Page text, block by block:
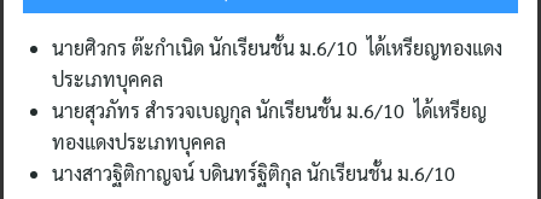
นายศิวกร ต๊ะกำเนิด นักเรียนชั้น ม.6/10 ได้เหรียญทองแดง
ประเภทบุคคล
นายสุวภัทร สำรวจเบญกุล นักเรียนชั้น ม.6/10 ได้เหรียญ
ทองแดงประเภทบุคคล
นางสาวฐิติกาญจน์ บดินทร์ฐิติกุล นักเรียนชั้น ม.6/10